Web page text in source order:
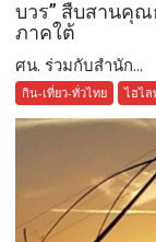
บวร” สืบสานคุ
ภาคใต้
ศน. ร่วมกับสำนัก...
กิน-เที่ยว-ทั่วไทย ไฮไ